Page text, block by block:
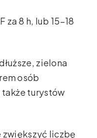
za 8 h, lub 15–18
zielona
osób
także turystów
zwiększyć liczbę